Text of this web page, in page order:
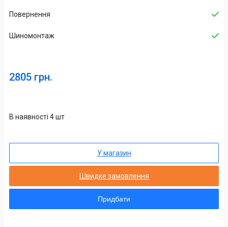
Повернення
Шиномонтаж
2805 грн.
В наявності 4 шт
У магазин
Швидке замовлення
Придбати